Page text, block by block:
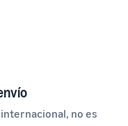
internacional, no es